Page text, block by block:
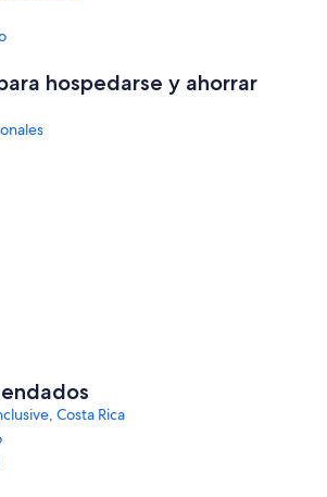
hospedarse y ahorrar
Costa Rica